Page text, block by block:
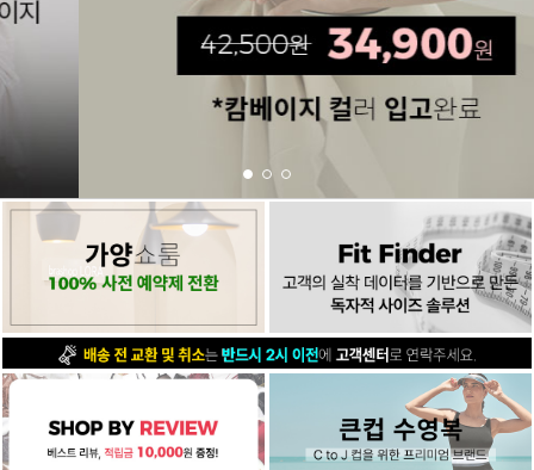
노와이어
르미스떼르